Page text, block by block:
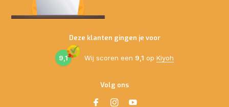
Deze klanten gingen je voor
9,1 Wij scoren een 9,1 op Kiyoh
Volg ons